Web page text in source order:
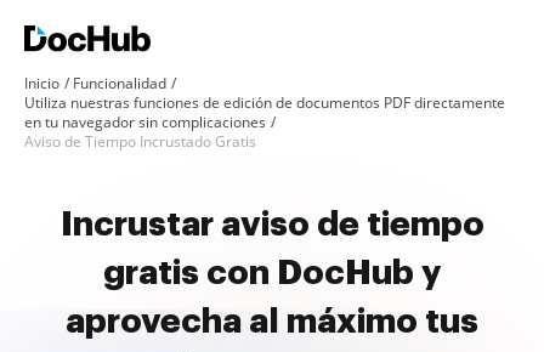
Inicio
Funcionalidad
Utiliza nuestras funciones de edición de documentos PDF directamente
en tu navegador sin complicaciones
Aviso de Tiempo Incrustado Gratis
Incrustar aviso de tiempo
gratis con DocHub y
aprovecha al máximo tus